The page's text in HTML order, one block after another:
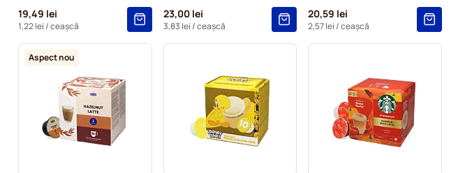
19,49 lei
1,22 lei / ceașcă
23,00 lei
3,83 lei / ceașcă
20,59 lei
2,57 lei / ceașcă
Aspect nou